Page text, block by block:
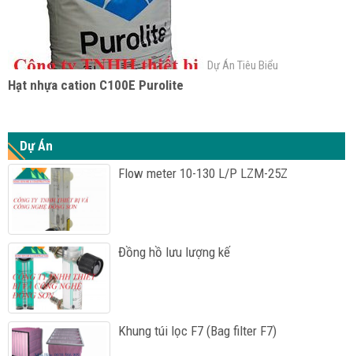
Dự Án Tiêu Biểu
Hạt nhựa cation C100E Purolite
Dự Án
Flow meter 10-130 L/P LZM-25Z
Đồng hồ lưu lượng kế
Khung túi lọc F7 (Bag filter F7)